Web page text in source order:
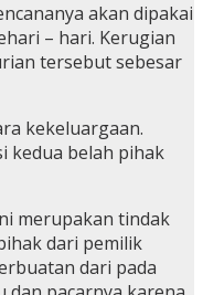
akan dipakai
– hari. Kerugian
tersebut sebesar
kekeluargaan.
kedua belah pihak
merupakan tindak
dari pemilik
dari pada